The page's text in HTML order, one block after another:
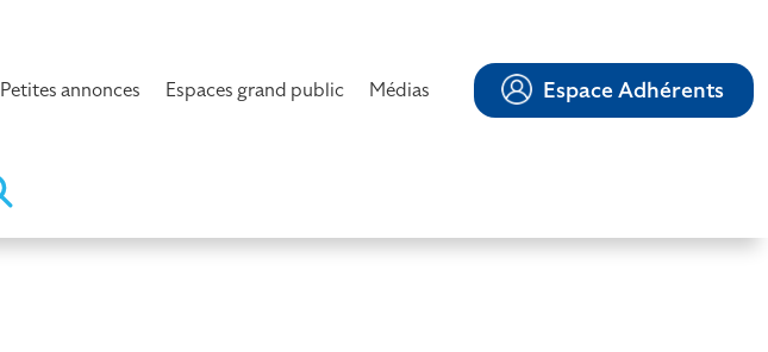
Petites annonces Espaces grand public Médias Espace Adhérents